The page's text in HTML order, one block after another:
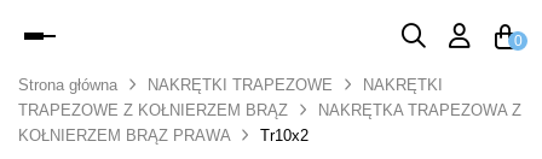
Toggle
0
Strona główna NAKRĘTKI TRAPEZOWE
NAKRĘTKI
TRAPEZOWE Z KOŁNIERZEM BRĄZ
NAKRĘTKA TRAPEZOWA Z
KOŁNIERZEM BRĄZ PRAWA
Tr10x2